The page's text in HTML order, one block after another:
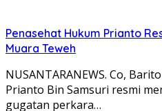
Penasehat Hukum Prianto
Muara Teweh
NUSANTARANEWS. Co,
Prianto Bin Samsuri resmi
gugatan perkara…